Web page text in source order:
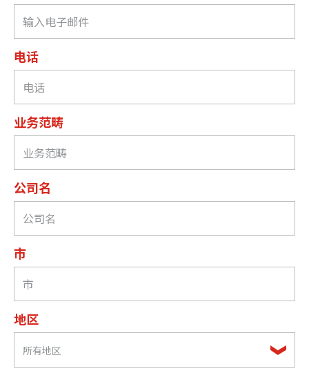
电话
业务范畴
公司名
市
地区
所有地区